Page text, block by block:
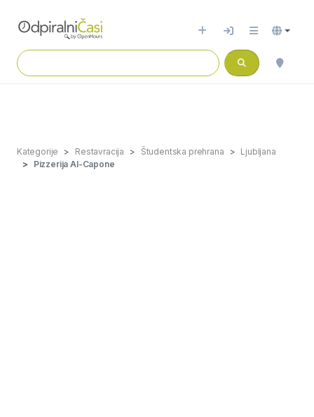
Kategorije Restavracija Študentska prehrana
Ljubljana
Pizzerija Al-Capone